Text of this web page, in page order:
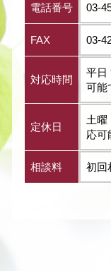
電話番号 03-
FAX 03-
対応時間
平日
可能
定休日
土曜
応可
相談料 初回